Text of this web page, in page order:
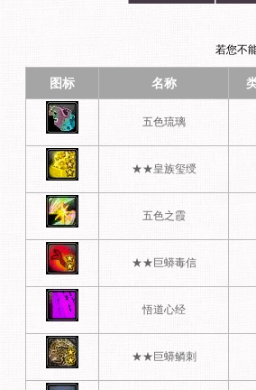
若您不
图标 名称
五色琉璃
★★皇族玺绶
五色之霞
★★巨蟒毒信
悟道心经
★★巨蟒鳞刺